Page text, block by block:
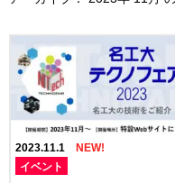
2023.11.1
イベント